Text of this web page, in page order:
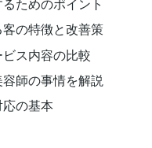
ためのポイント
の特徴と改善策
ス内容の比較
師の事情を解説
の基本